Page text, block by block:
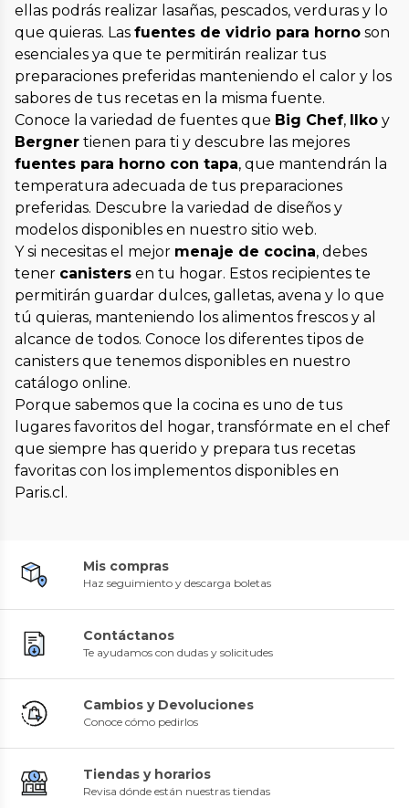
ellas podrás realizar lasañas, pescados, verduras y lo
que quieras. Las fuentes de vidrio para horno son
esenciales ya que te permitirán realizar tus
preparaciones preferidas manteniendo el calor y los
sabores de tus recetas en la misma fuente.
Conoce la variedad de fuentes que Big Chef, Ilko y
Bergner tienen para ti y descubre las mejores
fuentes para horno con tapa, que mantendrán la
temperatura adecuada de tus preparaciones
preferidas. Descubre la variedad de diseños y
modelos disponibles en nuestro sitio web.
Y si necesitas el mejor menaje de cocina, debes
tener canisters en tu hogar. Estos recipientes te
permitirán guardar dulces, galletas, avena y lo que
tú quieras, manteniendo los alimentos frescos y al
alcance de todos. Conoce los diferentes tipos de
canisters que tenemos disponibles en nuestro
catálogo online.
Porque sabemos que la cocina es uno de tus
lugares favoritos del hogar, transfórmate en el chef
que siempre has querido y prepara tus recetas
favoritas con los implementos disponibles en
Paris.cl.
Mis compras
Haz seguimiento y descarga boletas
Contáctanos
Te ayudamos con dudas y solicitudes
Cambios y Devoluciones
Conoce cómo pedirlos
Tiendas y horarios
Revisa dónde están nuestras tiendas